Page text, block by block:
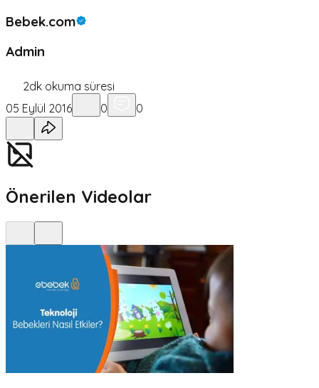
Bebek.com
Admin
2dk okuma süresi
05 Eylül 2016
0 0
Önerilen Videolar